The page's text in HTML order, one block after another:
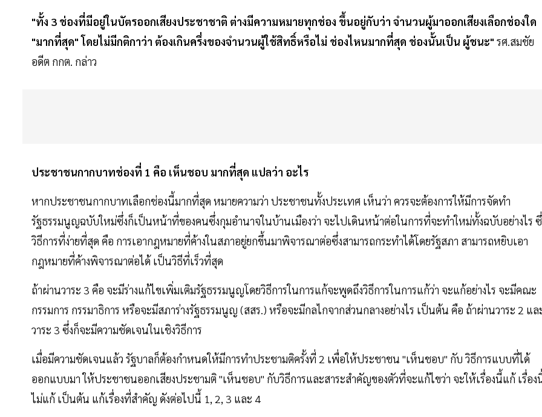
"ทั้ง 3 ช่องที่มีอยู่ในบัตรออกเสียงประชาชาติ ต่างมีความหมายทุกช่อง ขึ้นอยู่กับว่า จำนวนผู้มาออกเสียงเลือกช่องใด
"มากที่สุด" โดยไม่มีกติกาว่า ต้องเกินครึ่งของจำนวนผู้ใช้สิทธิ์หรือไม่ ช่องไหนมากที่สุด ช่องนั้นเป็น ผู้ชนะ" รศ.สมชัย
อดีต กกต. กล่าว
ประชาชนกากบาทช่องที่ 1 คือ เห็นชอบ มากที่สุด แปลว่า อะไร
หากประชาชนกากบาทเลือกช่องนี้มากที่สุด หมายความว่า ประชาชนทั้งประเทศ เห็นว่า ควรจะต้องการให้มีการจัดทำ
รัฐธรรมนูญฉบับใหม่ซึ่งก็เป็นหน้าที่ของคนซึ่งกุมอำนาจในบ้านเมืองว่า จะไปเดินหน้าต่อในการที่จะทำใหม่ทั้งฉบับอย่างไร
วิธีการที่ง่ายที่สุด คือ การเอากฎหมายที่ค้างในสภาอยู่ยกขึ้นมาพิจารณาต่อซึ่งสามารถกระทำได้โดยรัฐสภา สามารถหยิบเอา
กฎหมายที่ค้างพิจารณาต่อได้ เป็นวิธีที่เร็วที่สุด
ถ้าผ่านวาระ 3 คือ จะมีร่างแก้ไขเพิ่มเติมรัฐธรรมนูญโดยวิธีการในการแก้จะพูดถึงวิธีการในการแก้ว่า จะแก้อย่างไร จะมีคณะ
กรรมการ กรรมาธิการ หรือจะมีสภาร่างรัฐธรรมนูญ (สสร.) หรือจะมีกลไกจากส่วนกลางอย่างไร เป็นต้น คือ ถ้าผ่านวาระ 2 แล
วาระ 3 ซึ่งก็จะมีความชัดเจนในเชิงวิธีการ
เมื่อมีความชัดเจนแล้ว รัฐบาลก็ต้องกำหนดให้มีการทำประชามติครั้งที่ 2 เพื่อให้ประชาชน "เห็นชอบ" กับ วิธีการแบบที่ได้
ออกแบบมา ให้ประชาชนออกเสียงประชามติ "เห็นชอบ" กับวิธีการและสาระสำคัญของตัวที่จะแก้ไขว่า จะให้เรื่องนี้แก้ เรื่อง
ไม่แก้ เป็นต้น แก้เรื่องที่สำคัญ ดังต่อไปนี้ 1, 2, 3 และ 4